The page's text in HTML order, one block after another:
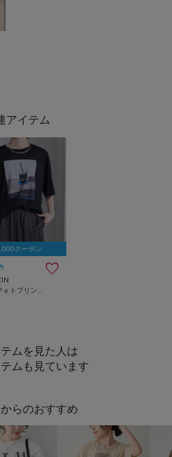
クーポン
ムを見た人は
ムも見ています
からのおすすめ